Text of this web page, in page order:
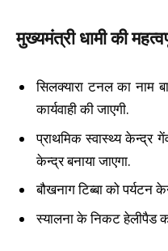
मुख्यमंत्री धामी की
सिलक्यारा टनल का नाम
कार्यवाही की जाएगी.
प्राथमिक स्वास्थ्य केन्द्र
केन्द्र बनाया जाएगा.
बौखनाग टिब्बा को पर्यटन
स्यालना के निकट हेलीपैड का